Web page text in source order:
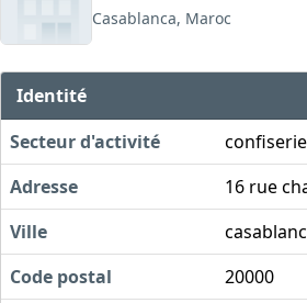
Casablanca, Maroc
Identité
Secteur d'activité
confiserie
Adresse
16 rue
Ville
Code postal
20000